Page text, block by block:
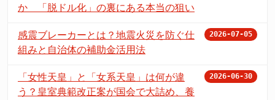
か 「脱ドル化」の裏にある本当の狙い
感震ブレーカーとは？地震火災を防ぐ仕
組みと自治体の補助金活用法
2026-07-05
「女性天皇」と「女系天皇」は何が違
う？皇室典範改正案が国会で大詰め、養
2026-06-30